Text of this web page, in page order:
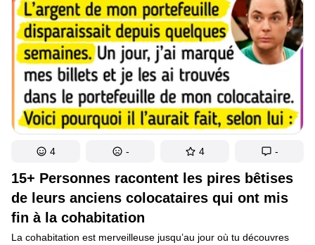
toujours en mouvement ! Avec le temps, certains d’entre eux vont
s’écraser sur les autres, d’autres vont se séparer. Mais
ce phénomène va prendre environ 100 millions d’années ! Mieux
vaut le mettre en avance super rapide !
15+ Personnes racontent les pires bêtises
de leurs anciens colocataires qui ont mis
fin à la cohabitation
La cohabitation est merveilleuse jusqu’au jour où tu découvres
4 - 4 -